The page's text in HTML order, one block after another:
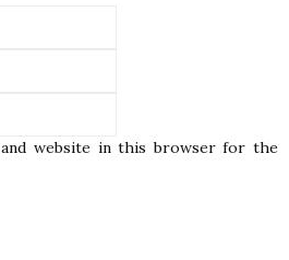
and website in this browser for the